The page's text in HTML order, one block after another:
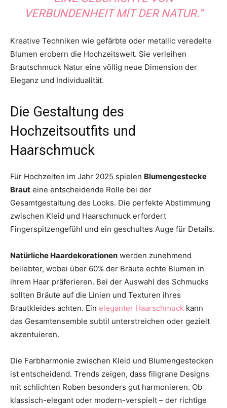
VERBUNDENHEIT MIT DER NATUR.“
Kreative Techniken wie gefärbte oder metallic veredelte
Blumen erobern die Hochzeitswelt. Sie verleihen
Brautschmuck Natur eine völlig neue Dimension der
Eleganz und Individualität.
Die Gestaltung des
Hochzeitsoutfits und
Haarschmuck
Für Hochzeiten im Jahr 2025 spielen Blumengestecke
Braut eine entscheidende Rolle bei der
Gesamtgestaltung des Looks. Die perfekte Abstimmung
zwischen Kleid und Haarschmuck erfordert
Fingerspitzengefühl und ein geschultes Auge für Details.
Natürliche Haardekorationen werden zunehmend
beliebter, wobei über 60% der Bräute echte Blumen in
ihrem Haar präferieren. Bei der Auswahl des Schmucks
sollten Bräute auf die Linien und Texturen ihres
Brautkleides achten. Ein eleganter Haarschmuck kann
das Gesamtensemble subtil unterstreichen oder gezielt
akzentuieren.
Die Farbharmonie zwischen Kleid und Blumengestecken
ist entscheidend. Trends zeigen, dass filigrane Designs
mit schlichten Roben besonders gut harmonieren. Ob
klassisch-elegant oder modern-verspielt – der richtige